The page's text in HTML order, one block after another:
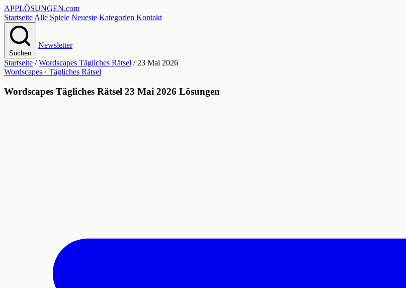
APPLÖSUNGEN.com
Startseite Alle Spiele Neueste Kategorien Kontakt
Suchen
Newsletter
Startseite / Wordscapes Tägliches Rätsel / 23 Mai 2026
Wordscapes · Tägliches Rätsel
Wordscapes Tägliches Rätsel 23 Mai 2026 Lösungen